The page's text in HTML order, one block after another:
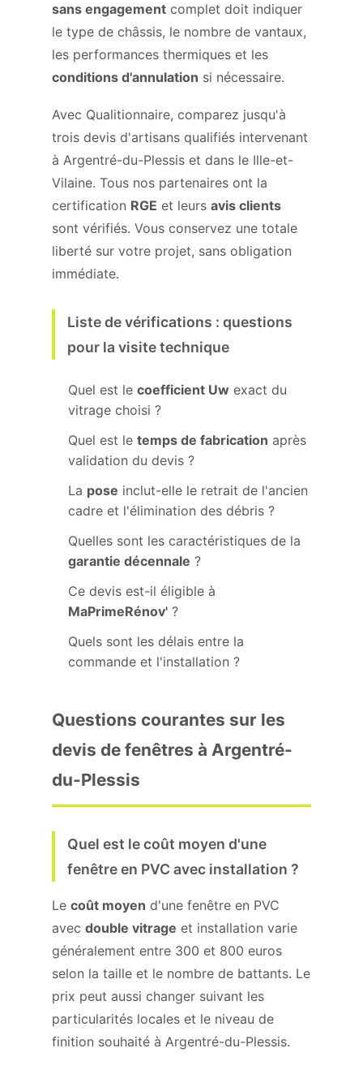
sans engagement complet doit indiquer
le type de châssis, le nombre de vantaux,
les performances thermiques et les
conditions d'annulation si nécessaire.
Avec Qualitionnaire, comparez jusqu'à
trois devis d'artisans qualifiés intervenant
à Argentré-du-Plessis et dans le Ille-et-
Vilaine. Tous nos partenaires ont la
certification RGE et leurs avis clients
sont vérifiés. Vous conservez une totale
liberté sur votre projet, sans obligation
immédiate.
Liste de vérifications : questions
pour la visite technique
Quel est le coefficient Uw exact du
vitrage choisi ?
Quel est le temps de fabrication après
validation du devis ?
La pose inclut-elle le retrait de l'ancien
cadre et l'élimination des débris ?
Quelles sont les caractéristiques de la
garantie décennale ?
Ce devis est-il éligible à
MaPrimeRénov' ?
Quels sont les délais entre la
commande et l'installation ?
Questions courantes sur les
devis de fenêtres à Argentré-
du-Plessis
Quel est le coût moyen d'une
fenêtre en PVC avec installation ?
Le coût moyen d'une fenêtre en PVC
avec double vitrage et installation varie
généralement entre 300 et 800 euros
selon la taille et le nombre de battants. Le
prix peut aussi changer suivant les
particularités locales et le niveau de
finition souhaité à Argentré-du-Plessis.